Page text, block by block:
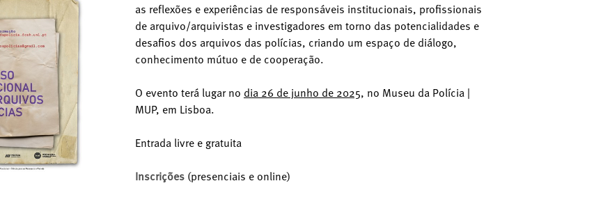
as reflexões e experiências de responsáveis institucionais, profissionais
de arquivo/arquivistas e investigadores em torno das potencialidades e
desafios dos arquivos das polícias, criando um espaço de diálogo,
conhecimento mútuo e de cooperação.
O evento terá lugar no dia 26 de junho de 2025, no Museu da Polícia |
MUP, em Lisboa.
Entrada livre e gratuita
Inscrições (presenciais e online)